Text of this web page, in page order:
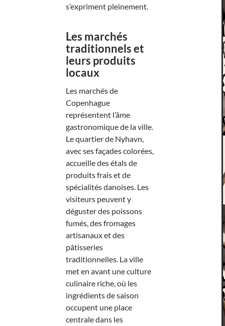
s’expriment pleinement.
Les marchés
traditionnels et
leurs produits
locaux
Les marchés de
Copenhague
représentent l’âme
gastronomique de la ville.
Le quartier de Nyhavn,
avec ses façades colorées,
accueille des étals de
produits frais et de
spécialités danoises. Les
visiteurs peuvent y
déguster des poissons
fumés, des fromages
artisanaux et des
pâtisseries
traditionnelles. La ville
met en avant une culture
culinaire riche, où les
ingrédients de saison
occupent une place
centrale dans les